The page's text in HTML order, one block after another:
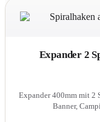
Expander 2
Expander 400mm mit 2
Banner,